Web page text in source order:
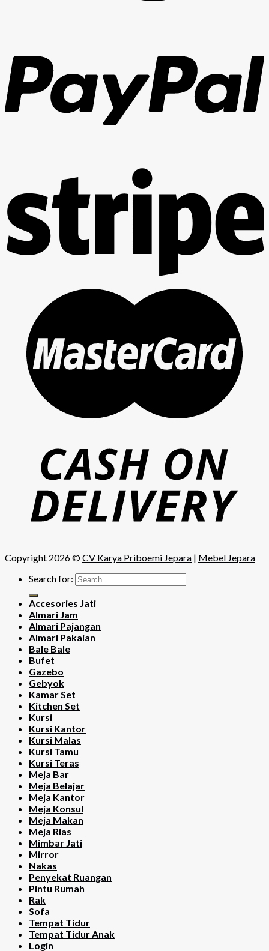
Copyright 2026 ©CV Karya Priboemi Jepara | Mebel Jepara
Search for:
Accesories Jati
Almari Jam
Almari Pajangan
Almari Pakaian
Bale Bale
Bufet
Gazebo
Gebyok
Kamar Set
Kitchen Set
Kursi
Kursi Kantor
Kursi Malas
Kursi Tamu
Kursi Teras
Meja Bar
Meja Belajar
Meja Kantor
Meja Konsul
Meja Makan
Meja Rias
Mimbar Jati
Mirror
Nakas
Penyekat Ruangan
Pintu Rumah
Rak
Sofa
Tempat Tidur
Tempat Tidur Anak
Login